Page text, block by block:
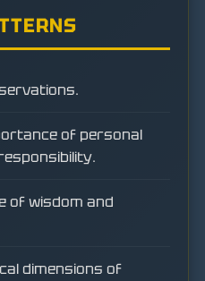
of personal
of wisdom and
dimensions of